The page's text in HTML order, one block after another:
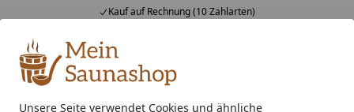
Unsere Seite verwendet Cookies und ähnliche
Kauf auf Rechnung (10 Zahlarten)
Alle Produkte
Mein Konto
Suchen